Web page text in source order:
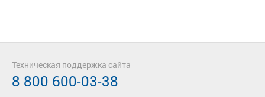
Техническая поддержка сайта
8 800 600-03-38